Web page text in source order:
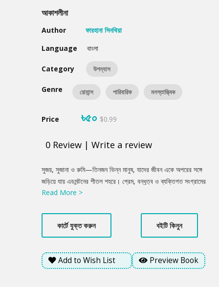
আকাশলীনা
Author
ফারহানা সিনথিয়া
Language
বাংলা
Category উপন্যাস
Genre রোমান্স পারিবারিক মনস্তাত্ত্বিক
Price ৳৫০ $0.99
0 Review | Write a review
Summery
সুজয়, সুজানা ও রুমি—তিনজন ভিন্ন মানুষ, যাদের জীবন একে অপরের সঙ্গে
জড়িয়ে যায় এডমন্টনের শীতল শহরে। প্রেম, বন্ধুত্ব ও ব্যক্তিগত সংগ্রামের
টানাপোড়েনে এগিয়ে চলে গল্পটি। সুজানার অতীতের সম্পর্ক, নিজের প্রতি
কি তাকে সত্যিকার ভালোবাসা শেখাতে পারবে? নাকি সুজানা নিজেই নিজের পথ
খুঁজে নেবে?
Read More >
কার্টে যুক্ত করুন বইটি কিনুন
Add to Wish List Preview Book